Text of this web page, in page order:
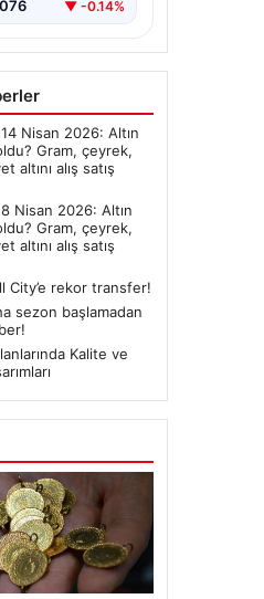
▼ -0.14%
Nisan 2026: Altın
Gram, çeyrek,
altını alış satış
8 Nisan 2026: Altın
Gram, çeyrek,
altını alış satış
City’e rekor transfer!
sezon başlamadan
Kalite ve